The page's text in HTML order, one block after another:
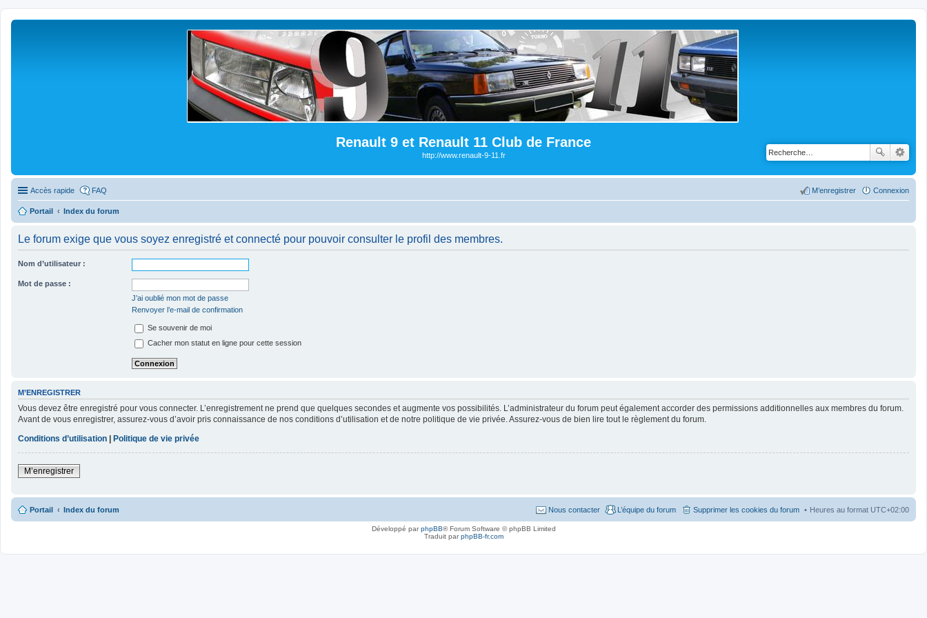
Renault 9 et Renault 11 Club de France
http://www.renault-9-11.fr
Accès rapide FAQ Connexion
M’enregistrer
Portail Index du forum
Le forum exige que vous soyez enregistré et connecté pour pouvoir consulter le profil des membres.
Nom d’utilisateur :
Mot de passe :
J’ai oublié mon mot de passe
Renvoyer l’e-mail de confirmation
Se souvenir de moi
Cacher mon statut en ligne pour cette session
M’ENREGISTRER
Vous devez être enregistré pour vous connecter. L’enregistrement ne prend que quelques secondes et augmente vos possibilités. L’administrateur du forum peut également accorder des permissions additionnelles aux membres du forum.
Avant de vous enregistrer, assurez-vous d’avoir pris connaissance de nos conditions d’utilisation et de notre politique de vie privée. Assurez-vous de bien lire tout le règlement du forum.
Conditions d’utilisation
Politique de vie privée
M’enregistrer
Portail Index du forum Heures au format UTC+02:00
Supprimer les cookies du forum
L’équipe du forum
Nous contacter
Développé parphpBB® Forum Software © phpBB Limited
Traduit parphpBB-fr.com